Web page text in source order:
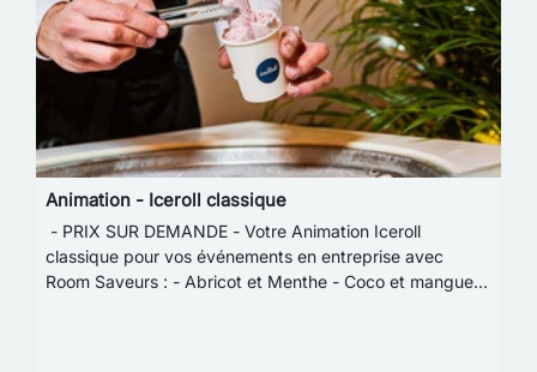
Animation - Iceroll classique
- PRIX SUR DEMANDE - Votre Animation Iceroll
classique pour vos événements en entreprise avec
Room Saveurs : - Abricot et Menthe - Coco et mangue -